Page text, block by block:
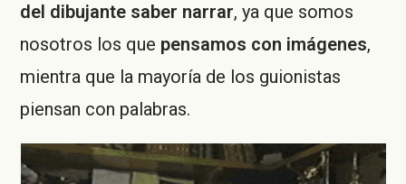
del dibujante saber narrar, ya que somos
nosotros los que pensamos con imágenes,
mientra que la mayoría de los guionistas
piensan con palabras.